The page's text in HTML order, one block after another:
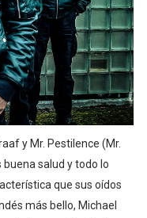
y Mr. Pestilence (Mr.
salud y todo lo
que sus oídos
más bello, Michael